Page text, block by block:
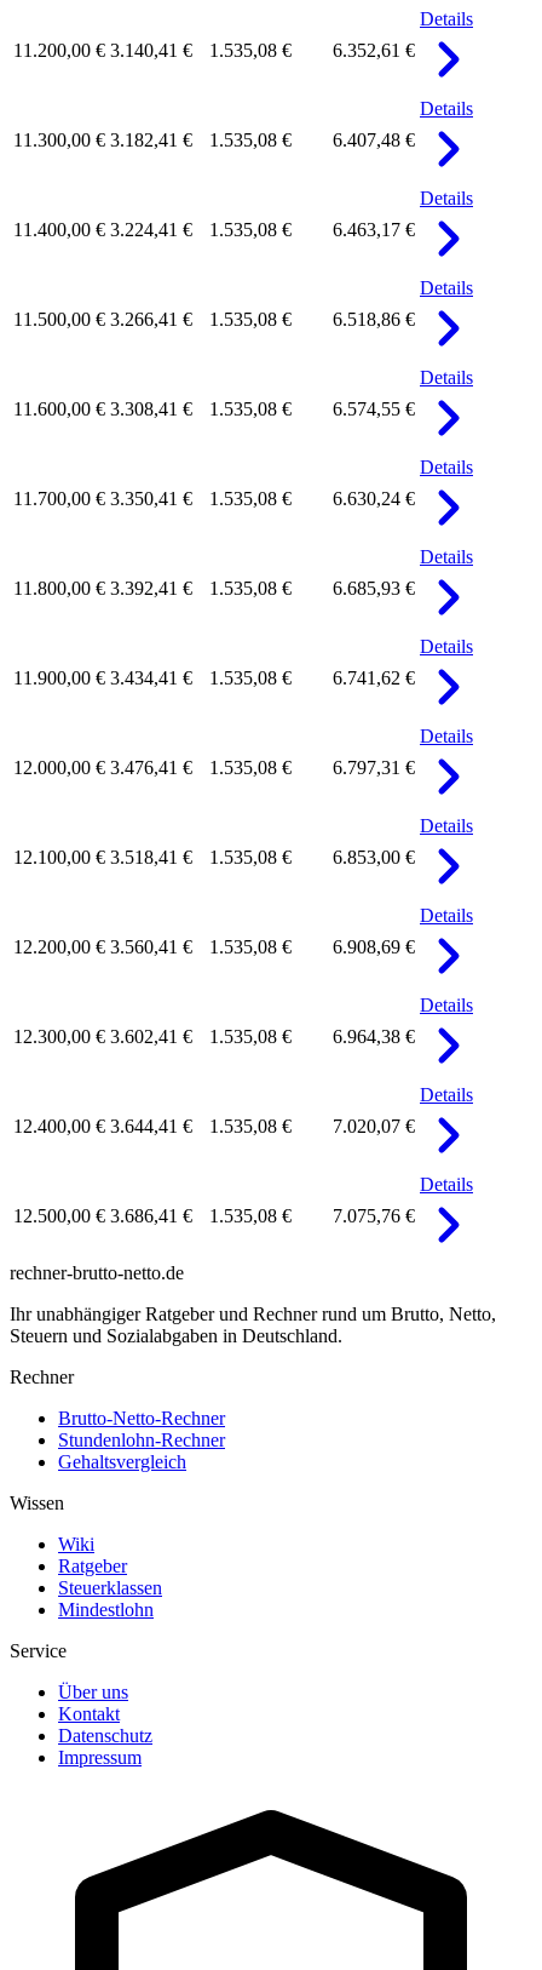
11.200,00 € 3.140,41 € 1.535,08 € 6.352,61 €
Details
11.300,00 € 3.182,41 € 1.535,08 € 6.407,48 €
Details
11.400,00 € 3.224,41 € 1.535,08 € 6.463,17 €
Details
11.500,00 € 3.266,41 € 1.535,08 € 6.518,86 €
Details
11.600,00 € 3.308,41 € 1.535,08 € 6.574,55 €
Details
11.700,00 € 3.350,41 € 1.535,08 € 6.630,24 €
Details
11.800,00 € 3.392,41 € 1.535,08 € 6.685,93 €
Details
11.900,00 € 3.434,41 € 1.535,08 € 6.741,62 €
Details
12.000,00 € 3.476,41 € 1.535,08 € 6.797,31 €
Details
12.100,00 € 3.518,41 € 1.535,08 € 6.853,00 €
Details
12.200,00 € 3.560,41 € 1.535,08 € 6.908,69 €
Details
12.300,00 € 3.602,41 € 1.535,08 € 6.964,38 €
Details
12.400,00 € 3.644,41 € 1.535,08 € 7.020,07 €
Details
12.500,00 € 3.686,41 € 1.535,08 € 7.075,76 €
Details
rechner-brutto-netto.de
Ihr unabhängiger Ratgeber und Rechner rund um Brutto, Netto,
Steuern und Sozialabgaben in Deutschland.
Rechner
Brutto-Netto-Rechner
Stundenlohn-Rechner
Gehaltsvergleich
Wissen
Wiki
Ratgeber
Steuerklassen
Mindestlohn
Service
Über uns
Kontakt
Datenschutz
Impressum